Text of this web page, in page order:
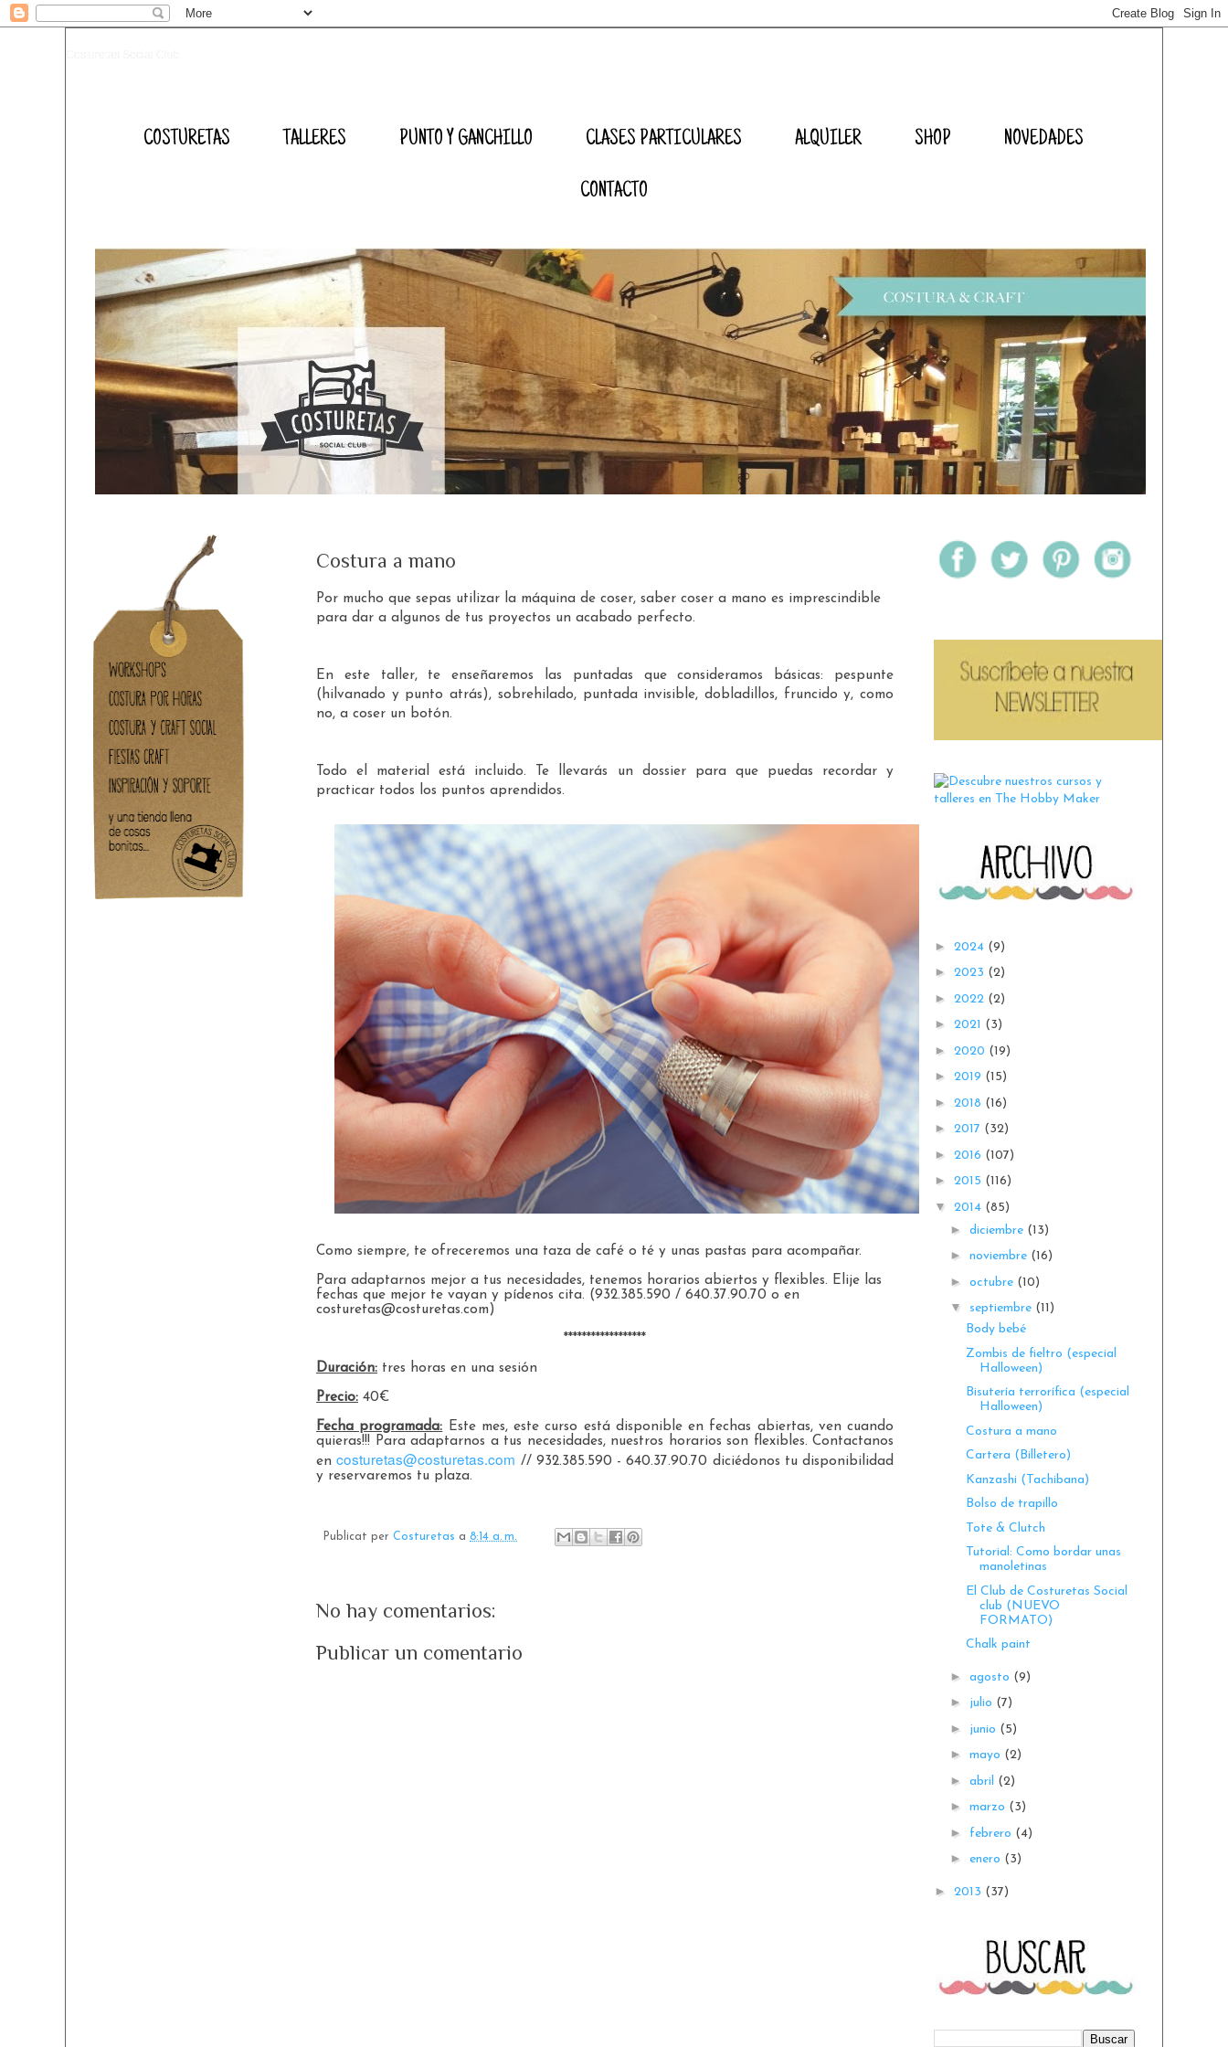
COSTURETAS TALLERES PUNTO Y GANCHILLO CLASES PARTICULARES ALQUILER SHOP NOVEDADES
CONTACTO
Costura a mano
Por mucho que sepas utilizar la máquina de coser, saber coser a mano es imprescindible
para dar a algunos de tus proyectos un acabado perfecto.
En este taller, te enseñaremos las puntadas que consideramos básicas: pespunte
(hilvanado y punto atrás), sobrehilado, puntada invisible, dobladillos, fruncido y, como
no, a coser un botón.
Todo el material está incluido. Te llevarás un dossier para que puedas recordar y
practicar todos los puntos aprendidos.
Como siempre, te ofreceremos una taza de café o té y unas pastas para acompañar.
Para adaptarnos mejor a tus necesidades, tenemos horarios abiertos y flexibles. Elije las
fechas que mejor te vayan y pídenos cita. (932.385.590 / 640.37.90.70 o en
costuretas@costuretas.com)
******************
Duración: tres horas en una sesión
Precio: 40€
Fecha programada: Este mes, este curso está disponible en fechas abiertas,ven cuando
quieras!!! Para adaptarnos a tus necesidades, nuestros horarios son flexibles. Contactanos
encosturetas@costuretas.com // 932.385.590 - 640.37.90.70 diciédonos tu disponibilidad
y reservaremos tu plaza.
Publicat per Costuretas a 8:14 a. m.
No hay comentarios:
Publicar un comentario
► 2024 (9)
► 2023 (2)
► 2022 (2)
► 2021 (3)
► 2020 (19)
► 2019 (15)
► 2018 (16)
► 2017 (32)
► 2016 (107)
► 2015 (116)
▼ 2014 (85)
► diciembre (13)
► noviembre (16)
► octubre (10)
▼ septiembre (11)
Body bebé
Zombis de fieltro (especial
Halloween)
Bisutería terrorífica (especial
Halloween)
Costura a mano
Cartera (Billetero)
Kanzashi (Tachibana)
Bolso de trapillo
Tote & Clutch
Tutorial: Como bordar unas
manoletinas
El Club de Costuretas Social
club (NUEVO
FORMATO)
Chalk paint
► agosto (9)
► julio (7)
► junio (5)
► mayo (2)
► abril (2)
► marzo (3)
► febrero (4)
► enero (3)
► 2013 (37)